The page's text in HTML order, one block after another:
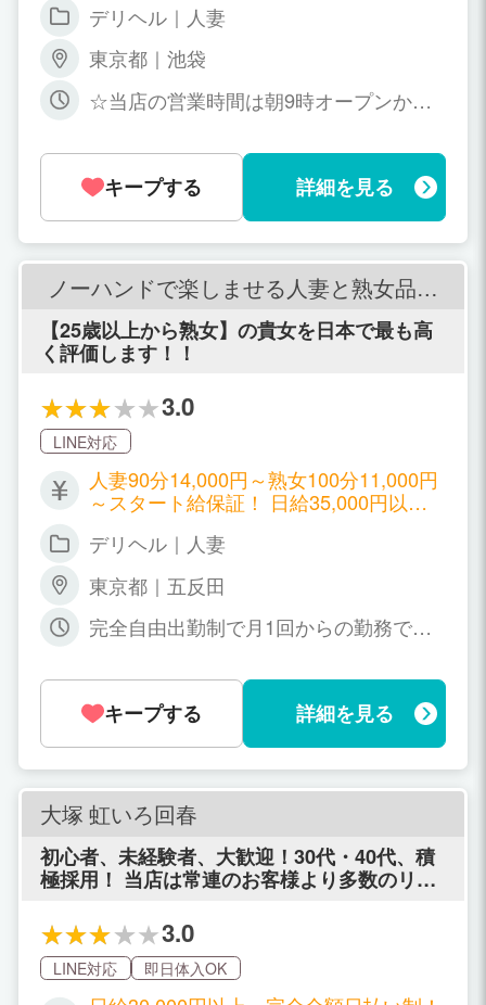
給与￥26,500～￥29,500 平均勤務時間5.
5時間 平均バック率約65％ ※罰金・ペ
ナルティはございません。 【当店月収目
安】 週4日前後出勤 朝(9時・10時・11時
から)～夕方(15時・16時・17時まで)勤
時・14時から)～夕方(18時・19時・20時
まで)勤務目安 500,000円前後 夕方(15
時・16時・17時から)～夜(21時・22時・
22時まで)勤務目安 450,000円前後
デリヘル｜人妻
東京都｜池袋
☆当店の営業時間は朝9時オープンから2
にお決め下さい。 出勤時間帯・勤務時
間・日数・曜日等も含め女性にお任せの
システムとなっております。 「子供が学
校に行っている日中だけ…」 「旦那が帰
ってくるまでの時間内で…」 「昼職が終
わってからの短い時間だけど…」等や 逆
に 「めいいっぱい出勤して稼ぎた
い！！」 「昼職の替わりに週5日出勤し
たいんだけど…」 「日数は多く出れない
んだけど、極力長い時間出勤したい…」
等々どんな出勤条件でも当店は大歓迎で
ございます！！ ※申請方法は週末に翌週
分提出となります
キープする 詳細を見る
ノーハンドで楽しませる人妻と熟女品川
【25歳以上から熟女】の貴女を日本で最も高
く評価します！！
3.0
LINE対応
人妻90分14,000円～熟女100分11,000円
～スタート給保証！ 日給35,000円以上
10000円 75分 12000円 90分 14000円 12
0円 240分 34000円 ※ランクにより500円
～最大5000円プラス ※本指名料・オプシ
ョン全額バック
デリヘル｜人妻
東京都｜五反田
完全自由出勤制で月1回からの勤務でOK
キープする 詳細を見る
大塚 虹いろ回春
初心者、未経験者、大歓迎！30代・40代、積
極採用！ 当店は常連のお客様より多数のリピ
ぐことができます。 リラクゼーションマッサ
ージ・リンパマッサージなど経験豊富な店長
が丁寧にマッサージの研修致します。 本格的
なマッサージ店で働けるレベルの技術を身に
3.0
LINE対応 即日体入OK